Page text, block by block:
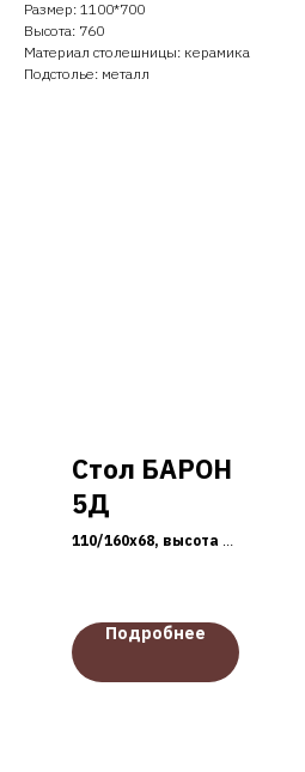
Размер: 1100*700
Высота: 760
Материал столешницы: керамика
Подстолье: металл
Стол БАРОН
5Д
110/160х68, высота 75
декор.элемента,
ноги массив/МДФ
Подробнее